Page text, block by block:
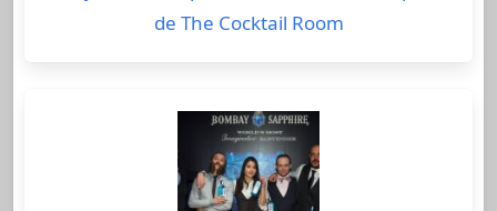
de The Cocktail Room